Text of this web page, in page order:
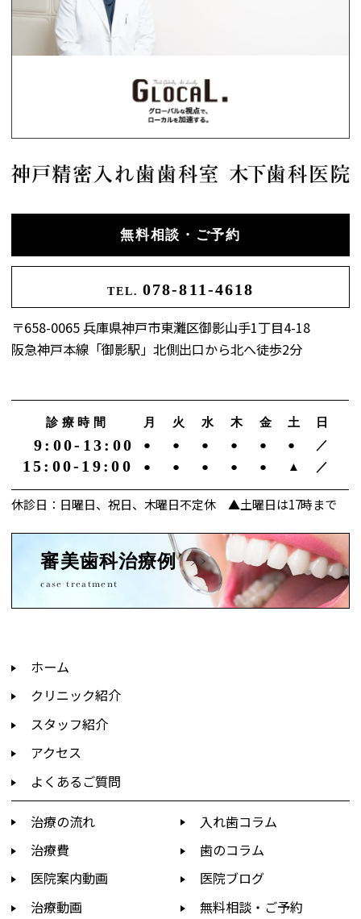
無料相談・ご予約
TEL. 078-811-4618
〒658-0065 兵庫県神戸市東灘区御影山手1丁目4-18
阪急神戸本線「御影駅」北側出口から北へ徒歩2分
審美歯科治療例
case treatment
診療時間 月 火 水 木 金 土 日
9:00-13:00 ● ● ● ● ● ● ／
15:00-19:00 ● ● ● ● ● ▲ ／
休診日：日曜日、祝日、木曜日不定休 ▲土曜日は17時まで
ホーム
クリニック紹介
スタッフ紹介
アクセス
よくあるご質問
治療の流れ
治療費
医院案内動画
治療動画
入れ歯コラム
歯のコラム
医院ブログ
無料相談・ご予約